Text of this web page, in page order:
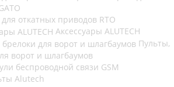
откатных приводов RTO
Аксессуары ALUTECH
Пульты,
ворот и шлагбаумов
беспроводной связи GSM
Alutech